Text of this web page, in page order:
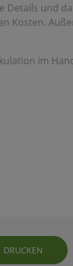
und
Kosten.
im
DRUCKEN